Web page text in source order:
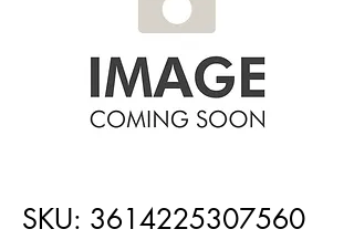
SKU: 3614225307560